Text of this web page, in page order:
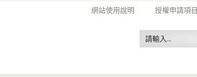
網站使用說明 授權申請項目